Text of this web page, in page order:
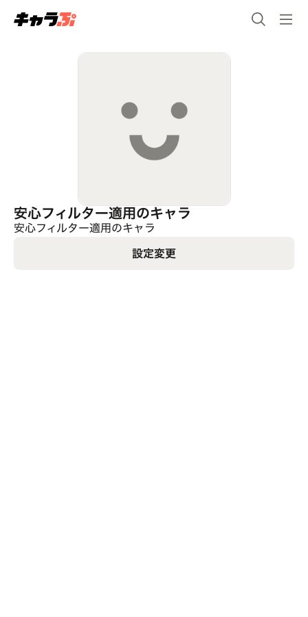
安心フィルター適用のキャラ
安心フィルター適用のキャラ
設定変更